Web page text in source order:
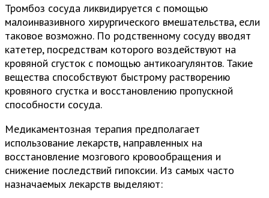
Тромбоз сосуда ликвидируется с помощью
малоинвазивного хирургического вмешательства, если
таковое возможно. По родственному сосуду вводят
катетер, посредствам которого воздействуют на
кровяной сгусток с помощью антикоагулянтов. Такие
вещества способствуют быстрому растворению
кровяного сгустка и восстановлению пропускной
способности сосуда.
Медикаментозная терапия предполагает
использование лекарств, направленных на
восстановление мозгового кровообращения и
снижение последствий гипоксии. Из самых часто
назначаемых лекарств выделяют: